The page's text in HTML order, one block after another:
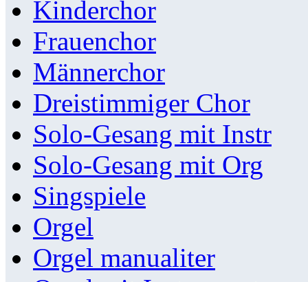
Kinderchor
Frauenchor
Männerchor
Dreistimmiger Chor
Solo-Gesang mit Instr
Solo-Gesang mit Org
Singspiele
Orgel
Orgel manualiter